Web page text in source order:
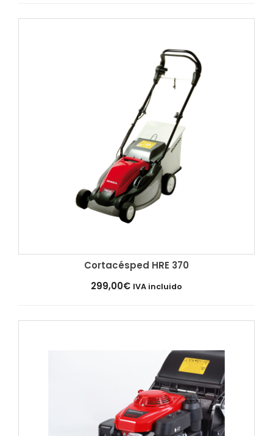
era:
es:
Añadir al carrito
Cortacésped HRE 370
299,00€ IVA incluido